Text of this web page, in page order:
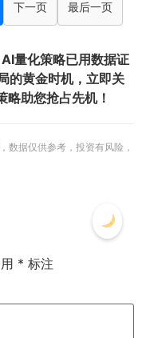
下一页 最后一页
量化策略已用数据证
的黄金时机，立即关
助您抢占先机！
数据仅供参考，投资有风险，
* 标注